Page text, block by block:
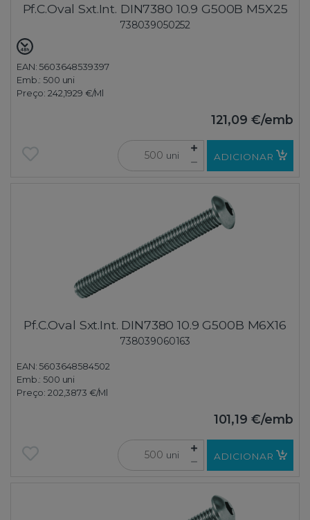
Pf.C.Oval Sxt.Int. DIN7380 10.9 G500B M5X25
738039050252
EAN: 5603648539397
Emb.:500 uni
Preço: 242,1929 €/Ml
121,09 €/emb
uni ADICIONAR
Pf.C.Oval Sxt.Int. DIN7380 10.9 G500B M6X16
738039060163
EAN: 5603648584502
Emb.:500 uni
Preço: 202,3873 €/Ml
101,19 €/emb
uni ADICIONAR